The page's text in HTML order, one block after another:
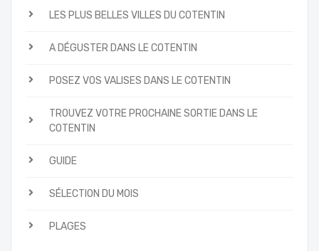
LES PLUS BELLES VILLES DU COTENTIN
A DÉGUSTER DANS LE COTENTIN
POSEZ VOS VALISES DANS LE COTENTIN
TROUVEZ VOTRE PROCHAINE SORTIE DANS LE
COTENTIN
GUIDE
SÉLECTION DU MOIS
PLAGES